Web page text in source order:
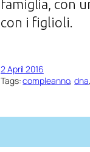
famiglia, con
con i figlioli.
2 April 2016
Tags:compleanno, dna,